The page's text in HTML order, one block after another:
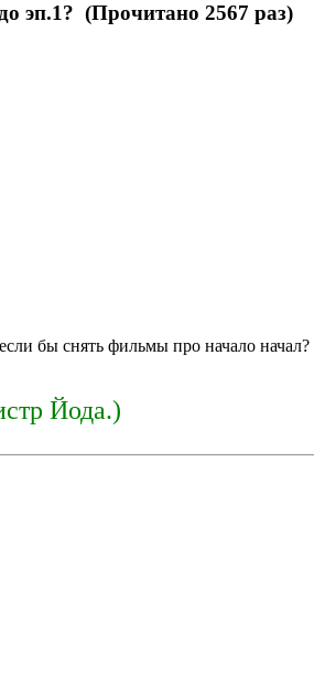
эп.1? (Прочитано 2567 раз)
бы снять фильмы про начало
Йода.)